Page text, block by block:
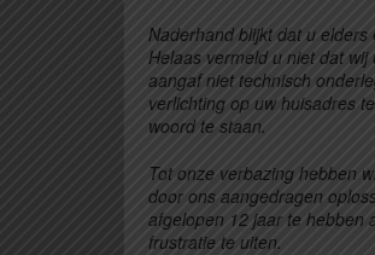
Naderhand blijkt dat u
Helaas vermeld u niet dat
aangaf niet technisch
verlichting op uw huisadres
woord te staan.
Tot onze verbazing hebben
door ons aangedragen
afgelopen 12 jaar te hebben
frustratie te uiten.